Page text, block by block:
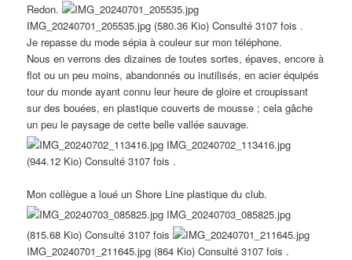
Redon.
IMG_20240701_205535.jpg (580.36 Kio) Consulté 3107 fois .
Je repasse du mode sépia à couleur sur mon téléphone.
Nous en verrons des dizaines de toutes sortes, épaves, encore à
flot ou un peu moins, abandonnés ou inutilisés, en acier équipés
tour du monde ayant connu leur heure de gloire et croupissant
sur des bouées, en plastique couverts de mousse ; cela gâche
un peu le paysage de cette belle vallée sauvage.
IMG_20240702_113416.jpg
(944.12 Kio) Consulté 3107 fois .
Mon collègue a loué un Shore Line plastique du club.
IMG_20240703_085825.jpg
(815.68 Kio) Consulté 3107 fois
IMG_20240701_211645.jpg (864 Kio) Consulté 3107 fois .